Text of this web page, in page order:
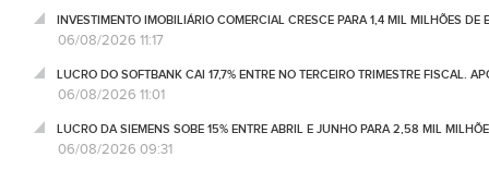
INVESTIMENTO IMOBILIÁRIO COMERCIAL CRESCE PARA 1,4 MIL MILHÕES DE
06/08/2026 11:17
LUCRO DO SOFTBANK CAI 17,7% ENTRE NO TERCEIRO TRIMESTRE FISCAL.
06/08/2026 11:01
LUCRO DA SIEMENS SOBE 15% ENTRE ABRIL E JUNHO PARA 2,58 MIL
06/08/2026 09:31